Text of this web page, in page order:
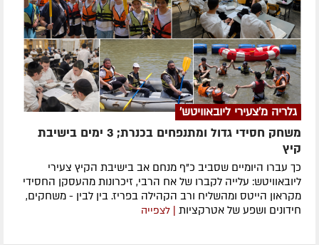
גלריה מ'צעירי ליובאוויטש'
משחק חסידי גדול ומתנפחים בכנרת; 3 ימים בישיבת
קיץ
כך עברו היומיים שסביב כ"ף מנחם אב בישיבת הקיץ צעירי
ליובאוויטש: עלייה לקברו של אח הרבי, זיכרונות מהעסקן החסידי
מקראון הייטס ומהשליח ורב הקהילה בפריז. בין לבין - משחקים,
חידונים ושפע של אטרקציות | לצפייה